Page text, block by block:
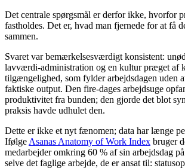
Det centrale spørgsmål er derfor ikke, hvorfor
fastholdes. Det er, hvad man fjernede for at få
sammen.
Svaret var bemærkelsesværdigt konsistent:
lavværdi-administration og en kultur præget af
tilgængelighed, som fylder arbejdsdagen uden
faktiske output. Den fire-dages arbejdsuge
produktivitet fra bunden; den gjorde det blot
praksis havde udhulet den.
Dette er ikke et nyt fænomen; data har længe
Ifølge Asanas Anatomy of Work Index bruger
medarbejder omkring 60 % af sin arbejdsdag
selve det faglige arbejde, de er ansat til: